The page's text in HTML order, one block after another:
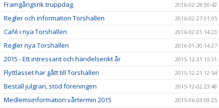
Framgångsrik truppdag. 2016-02-28 00:42
Regler och information Torshallen 2016-02-27 01:05
Café i nya Torshallen 2016-02-01 14:23
Regler nya Torshallen 2016-01-30 14:27
2015 - Ett intressant och händelserikt år 2015-12-31 15:31
Flyttlasset har gått till Torshallen 2015-12-21 12:54
Beställ julgran, stöd föreningen 2015-12-02 23:48
Medlemsinformation vårtermin 2015 2015-06-03 09:25